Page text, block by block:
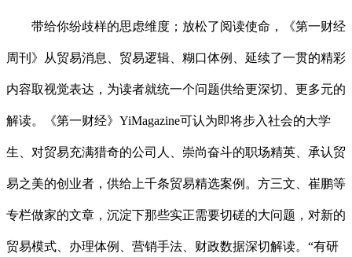
带给你纷歧样的思虑维度；放松了阅读使命，《第一财经
周刊》从贸易消息、贸易逻辑、糊口体例、延续了一贯的精彩
内容取视觉表达，为读者就统一个问题供给更深切、更多元的
解读。《第一财经》YiMagazine可认为即将步入社会的大学
生、对贸易充满猎奇的公司人、崇尚奋斗的职场精英、承认贸
易之美的创业者，供给上千条贸易精选案例。方三文、崔鹏等
专栏做家的文章，沉淀下那些实正需要切磋的大问题，对新的
贸易模式、办理体例、营销手法、财政数据深切解读。“有研